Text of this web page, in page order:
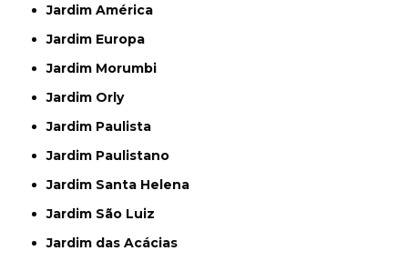
Jardim América
Jardim Europa
Jardim Morumbi
Jardim Orly
Jardim Paulista
Jardim Paulistano
Jardim Santa Helena
Jardim São Luiz
Jardim das Acácias